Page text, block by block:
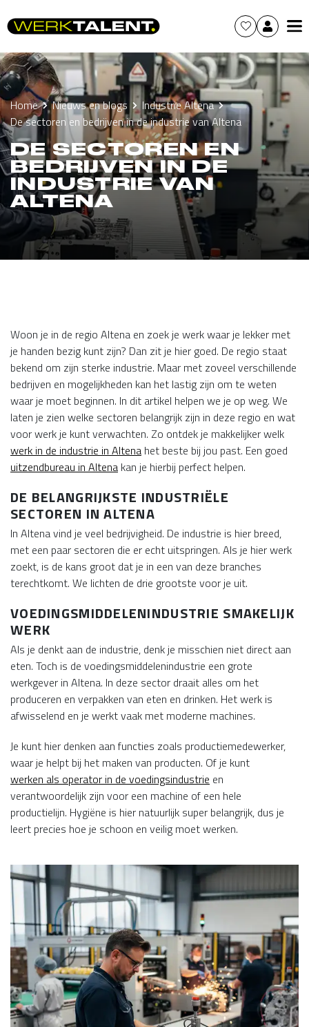
Home Nieuws en blogs
Industrie Altena
De sectoren en bedrijven in de industrie van Altena
DE SECTOREN EN
BEDRIJVEN IN DE
INDUSTRIE VAN
ALTENA
Woon je in de regio Altena en zoek je werk waar je lekker met
je handen bezig kunt zijn? Dan zit je hier goed. De regio staat
bekend om zijn sterke industrie. Maar met zoveel verschillende
bedrijven en mogelijkheden kan het lastig zijn om te weten
waar je moet beginnen. In dit artikel helpen we je op weg. We
laten je zien welke sectoren belangrijk zijn in deze regio en wat
voor werk je kunt verwachten. Zo ontdek je makkelijker welk
werk in de industrie in Altena het beste bij jou past. Een goed
uitzendbureau in Altena kan je hierbij perfect helpen.
DE BELANGRIJKSTE INDUSTRIËLE
SECTOREN IN ALTENA
In Altena vind je veel bedrijvigheid. De industrie is hier breed,
met een paar sectoren die er echt uitspringen. Als je hier werk
zoekt, is de kans groot dat je in een van deze branches
terechtkomt. We lichten de drie grootste voor je uit.
VOEDINGSMIDDELENINDUSTRIE SMAKELIJK
WERK
Als je denkt aan de industrie, denk je misschien niet direct aan
eten. Toch is de voedingsmiddelenindustrie een grote
werkgever in Altena. In deze sector draait alles om het
produceren en verpakken van eten en drinken. Het werk is
afwisselend en je werkt vaak met moderne machines.
Je kunt hier denken aan functies zoals productiemedewerker,
waar je helpt bij het maken van producten. Of je kunt
werken als operator in de voedingsindustrie en
verantwoordelijk zijn voor een machine of een hele
productielijn. Hygiëne is hier natuurlijk super belangrijk, dus je
leert precies hoe je schoon en veilig moet werken.